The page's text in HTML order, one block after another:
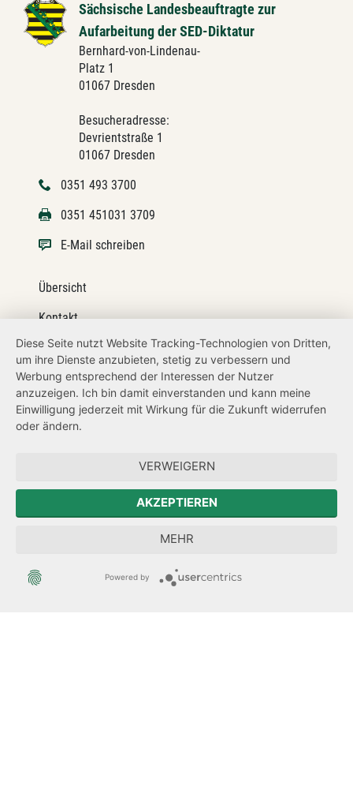
Sächsische Landesbeauftragte zur
Aufarbeitung der SED-Diktatur
Bernhard-von-Lindenau-
Platz 1
01067 Dresden
Besucheradresse:
Devrientstraße 1
01067 Dresden
0351 493 3700
0351 451031 3709
E-Mail schreiben
Übersicht
Kontakt
Impressum
Datenschutz
Transparenzanspruch
Forum Mitteleuropa
Der Sächsische Integrationsbeauftragte
Diese Seite nutzt Website Tracking-Technologien von Dritten,
um ihre Dienste anzubieten, stetig zu verbessern und
Werbung entsprechend der Interessen der Nutzer
anzuzeigen. Ich bin damit einverstanden und kann meine
Einwilligung jederzeit mit Wirkung für die Zukunft widerrufen
oder ändern.
VERWEIGERN
AKZEPTIEREN
MEHR
Powered by